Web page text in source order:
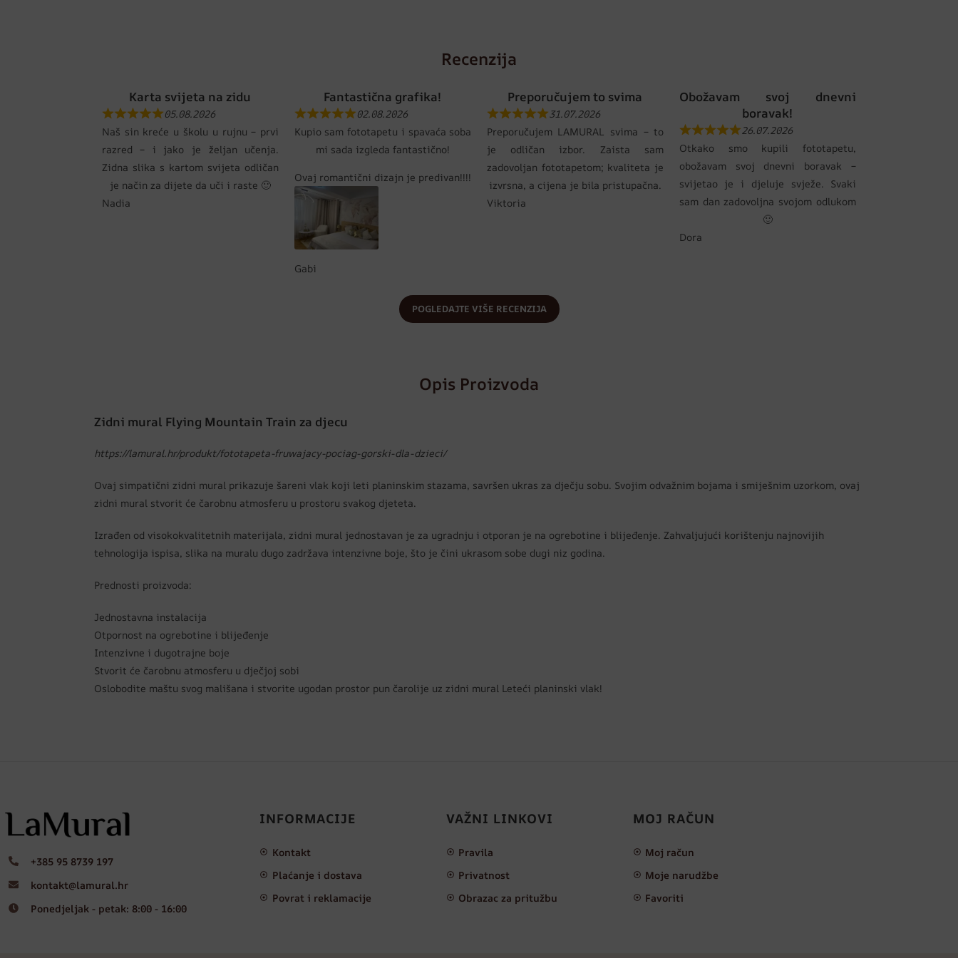
Recenzija
Karta svijeta na zidu
05.08.2026
Naš sin kreće u školu u rujnu – prvi
razred – i jako je željan učenja.
Zidna slika s kartom svijeta odličan
je način za dijete da uči i raste 🙂
Nadia
Fantastična grafika!
02.08.2026
Kupio sam fototapetu i spavaća soba
mi sada izgleda fantastično!
Ovaj romantični dizajn je predivan!!!!
Gabi
Preporučujem to svima
31.07.2026
Preporučujem LAMURAL svima – to
je odličan izbor. Zaista sam
zadovoljan fototapetom; kvaliteta je
izvrsna, a cijena je bila pristupačna.
Viktoria
Obožavam svoj dnevni
boravak!
26.07.2026
Otkako smo kupili fototapetu,
obožavam svoj dnevni boravak –
svijetao je i djeluje svježe. Svaki
sam dan zadovoljna svojom odlukom
🙂
Dora
POGLEDAJTE VIŠE RECENZIJA
Opis Proizvoda
Zidni mural Flying Mountain Train za djecu
https://lamural.hr/produkt/fototapeta-fruwajacy-pociag-gorski-dla-dzieci/
Ovaj simpatični zidni mural prikazuje šareni vlak koji leti planinskim stazama, savršen ukras za dječju sobu. Svojim odvažnim bojama i smiješnim uzorkom, ovaj
zidni mural stvorit će čarobnu atmosferu u prostoru svakog djeteta.
Izrađen od visokokvalitetnih materijala, zidni mural jednostavan je za ugradnju i otporan je na ogrebotine i blijeđenje. Zahvaljujući korištenju najnovijih
tehnologija ispisa, slika na muralu dugo zadržava intenzivne boje, što je čini ukrasom sobe dugi niz godina.
Prednosti proizvoda:
Jednostavna instalacija
Otpornost na ogrebotine i blijeđenje
Intenzivne i dugotrajne boje
Stvorit će čarobnu atmosferu u dječjoj sobi
Oslobodite maštu svog mališana i stvorite ugodan prostor pun čarolije uz zidni mural Leteći planinski vlak!
+385 95 8739 197
kontakt@lamural.hr
Ponedjeljak - petak: 8:00 - 16:00
INFORMACIJE
Kontakt
Plaćanje i dostava
Povrat i reklamacije
VAŽNI LINKOVI
Pravila
Privatnost
Obrazac za pritužbu
MOJ RAČUN
Moj račun
Moje narudžbe
Favoriti